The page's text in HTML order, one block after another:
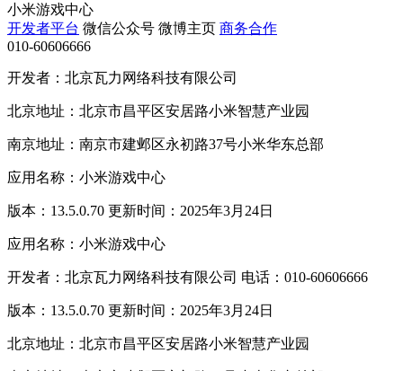
小米游戏中心
开发者平台 微信公众号 微博主页 商务合作
010-60606666
开发者：北京瓦力网络科技有限公司
北京地址：北京市昌平区安居路小米智慧产业园
南京地址：南京市建邺区永初路37号小米华东总部
应用名称：小米游戏中心
版本：13.5.0.70 更新时间：2025年3月24日
应用名称：小米游戏中心
开发者：北京瓦力网络科技有限公司 电话：010-60606666
版本：13.5.0.70 更新时间：2025年3月24日
北京地址：北京市昌平区安居路小米智慧产业园